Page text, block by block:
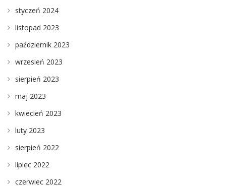
styczeń 2024
listopad 2023
październik 2023
wrzesień 2023
sierpień 2023
maj 2023
kwiecień 2023
luty 2023
sierpień 2022
lipiec 2022
czerwiec 2022